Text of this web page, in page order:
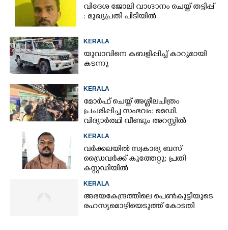
വിദേശ ജോലി വാഗ്ദാനം ചെയ്ത് തട്ടിപ്പ്
: മുഖ്യപ്രതി പിടിയിൽ
KERALA
യുവാവിനെ കബളിപ്പിച്ച് കാറുമായി
കടന്നു
KERALA
മോർഫ് ചെയ്ത് അശ്ലീലചിത്രം
പ്രചരിപ്പിച്ച സംഭവം: മെഡി.
വിദ്യാർത്ഥി വീണ്ടും അറസ്റ്റിൽ
KERALA
വർക്കലയിൽ സ്വകാര്യ ബസ്
ഡ്രൈവർക്ക് കുത്തേറ്റു; പ്രതി
കസ്റ്റഡിയിൽ
KERALA
അഭയകേന്ദ്രത്തിലെ പെൺകുട്ടിയുടെ
രഹസ്യമൊഴിയെടുത്ത് കോടതി